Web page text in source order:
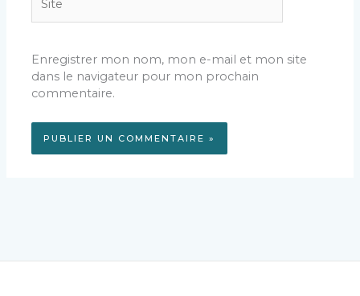
Enregistrer mon nom, mon e-mail et mon site
dans le navigateur pour mon prochain
commentaire.